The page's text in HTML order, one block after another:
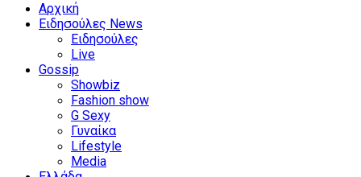
Αρχική
Ειδησούλες News
Ειδησούλες
Live
Gossip
Showbiz
Fashion show
G Sexy
Γυναίκα
Lifestyle
Media